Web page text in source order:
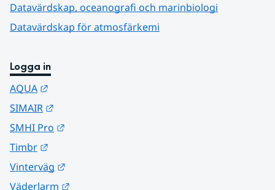
Datavärdskap, oceanografi och marinbiologi
Datavärdskap för atmosfärkemi
Logga in
AQUA
SIMAIR
SMHI Pro
Timbr
Vinterväg
Väderlarm